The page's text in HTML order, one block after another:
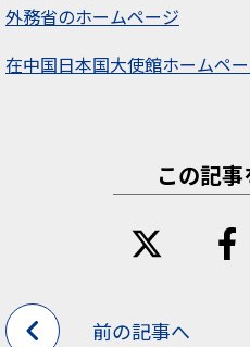
外務省のホームページ
在中国日本国大使館ホームペ
この記
前の記事へ